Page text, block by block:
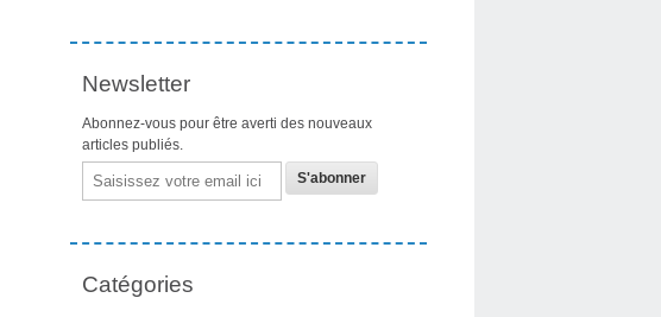
Newsletter
Abonnez-vous pour être averti des nouveaux
articles publiés.
Email
Catégories